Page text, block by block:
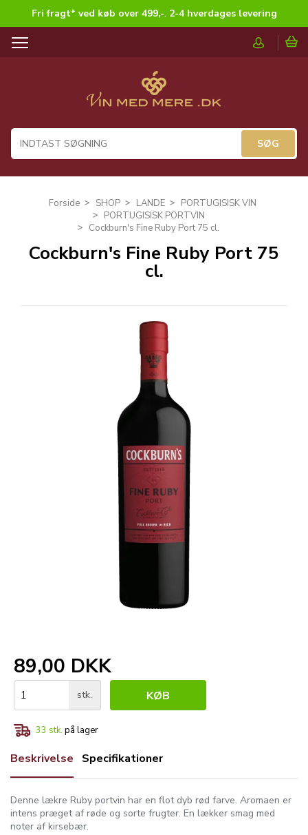
Fri fragt* ved køb over 499,-. 2-4 hverdages levering
T
a
i
Forside SHOP LANDE
PORTUGISISK VIN
PORTUGISISK PORTVIN
Cockburn's Fine Ruby Port 75 cl.
Cockburn's Fine Ruby Port 75
cl.
89,00 DKK
stk. KØB
33 stk. på lager
Beskrivelse Specifikationer
Denne lækre Ruby portvin har en flot dyb rød farve. Aromaen er
intens præget af røde og sorte frugter. En lækker smag med
noter af kirsebær.